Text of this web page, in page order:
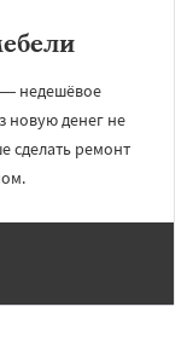
недешёвое
новую денег не
сделать ремонт